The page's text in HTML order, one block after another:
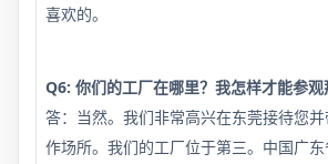
喜欢的。
Q6: 你们的工厂在哪里？我怎样才能参观
答：当然。我们非常高兴在东莞接待您
作场所。我们的工厂位于第三。中国广